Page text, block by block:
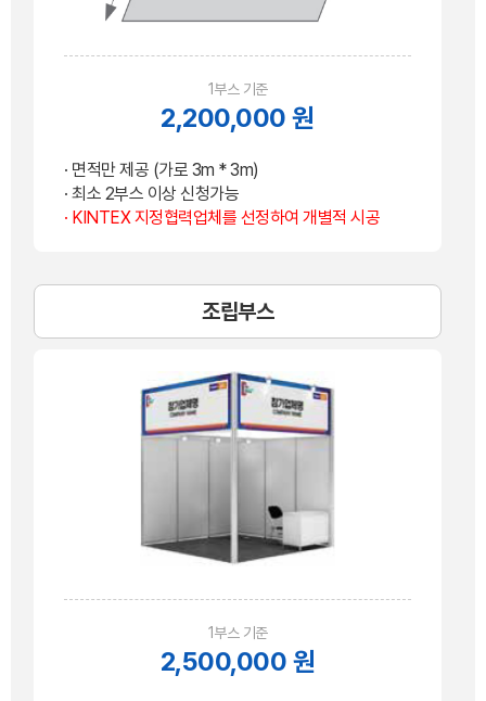
1부스 기준
2,200,000 원
· 면적만 제공 (가로 3m * 3m)
· 최소 2부스 이상 신청가능
· KINTEX 지정협력업체를 선정하여 개별적 시공
조립부스
1부스 기준
2,500,000 원